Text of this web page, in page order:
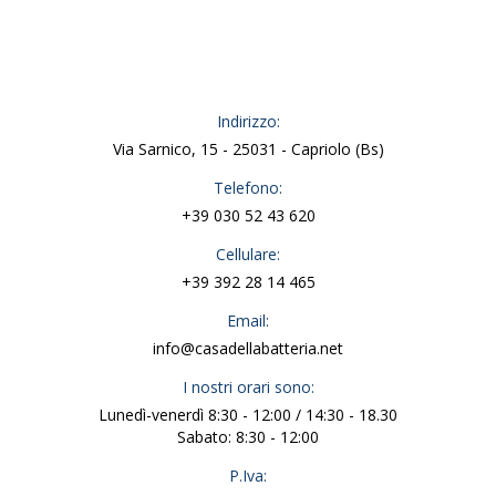
Indirizzo:
Via Sarnico, 15 - 25031 - Capriolo (Bs)
Telefono:
+39 030 52 43 620
Cellulare:
+39 392 28 14 465
Email:
info@casadellabatteria.net
I nostri orari sono:
Lunedì-venerdì 8:30 - 12:00 / 14:30 - 18.30
Sabato: 8:30 - 12:00
P.Iva: